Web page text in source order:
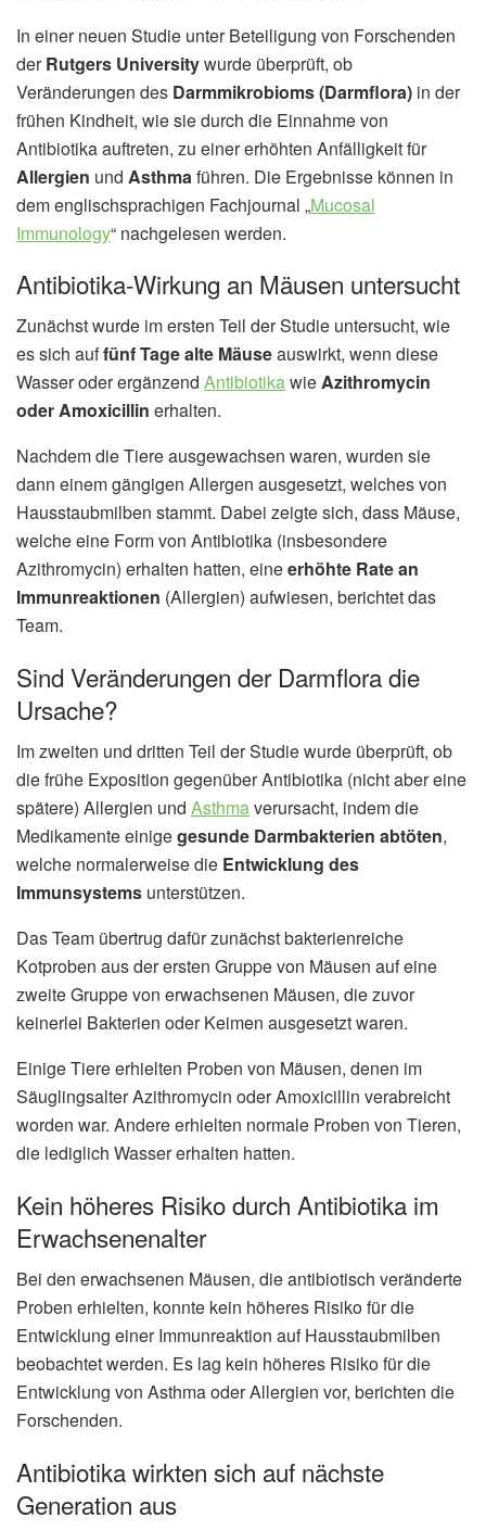
In einer neuen Studie unter Beteiligung von Forschenden
derRutgers Universitywurde überprüft, ob
Veränderungen des Darmmikrobioms (Darmflora) in der
frühen Kindheit, wie sie durch die Einnahme von
Antibiotika auftreten, zu einer erhöhten Anfälligkeit für
Allergien und Asthmaführen. Die Ergebnisse können in
dem englischsprachigen Fachjournal „Mucosal
Immunology“ nachgelesen werden.
Antibiotika-Wirkung an Mäusen untersucht
Zunächst wurde im ersten Teil der Studie untersucht, wie
es sich auffünf Tage alte Mäuseauswirkt, wenn diese
Wasser oder ergänzend AntibiotikawieAzithromycin
oder Amoxicillin erhalten.
Nachdem die Tiere ausgewachsen waren, wurden sie
dann einem gängigen Allergen ausgesetzt, welches von
Hausstaubmilben stammt. Dabei zeigte sich, dass Mäuse,
welche eine Form von Antibiotika (insbesondere
Azithromycin) erhalten hatten, eineerhöhte Rate an
Immunreaktionen (Allergien) aufwiesen, berichtet das
Team.
Sind Veränderungen der Darmflora die
Ursache?
Im zweiten und dritten Teil der Studie wurde überprüft, ob
die frühe Exposition gegenüber Antibiotika (nicht aber eine
spätere) Allergien und Asthmaverursacht, indem die
Medikamente einigegesunde Darmbakterien abtöten,
welche normalerweise die Entwicklung des
Immunsystems unterstützen.
Das Team übertrug dafür zunächst bakterienreiche
Kotproben aus der ersten Gruppe von Mäusen auf eine
zweite Gruppe von erwachsenen Mäusen, die zuvor
keinerlei Bakterien oder Keimen ausgesetzt waren.
Einige Tiere erhielten Proben von Mäusen, denen im
Säuglingsalter Azithromycin oder Amoxicillin verabreicht
worden war. Andere erhielten normale Proben von Tieren,
die lediglich Wasser erhalten hatten.
Kein höheres Risiko durch Antibiotika im
Erwachsenenalter
Bei den erwachsenen Mäusen, die antibiotisch veränderte
Proben erhielten, konnte kein höheres Risiko für die
Entwicklung einer Immunreaktion auf Hausstaubmilben
beobachtet werden. Es lag kein höheres Risiko für die
Entwicklung von Asthma oder Allergien vor, berichten die
Forschenden.
Antibiotika wirkten sich auf nächste
Generation aus